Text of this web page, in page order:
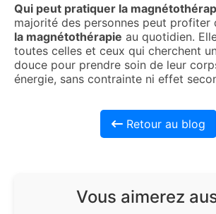
Qui peut pratiquer la
majorité des personnes peut profiter
la magnétothérapie au quotidien.
toutes celles et ceux qui cherchent
douce pour prendre soin de leur
énergie, sans contrainte ni effet
Retour au blog
Vous aimerez